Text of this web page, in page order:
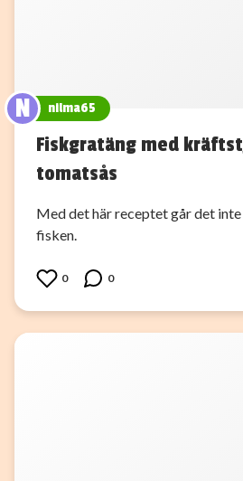
N nilma65
Fiskgratäng med
tomatsås
Med det här receptet går det
fisken.
0 0